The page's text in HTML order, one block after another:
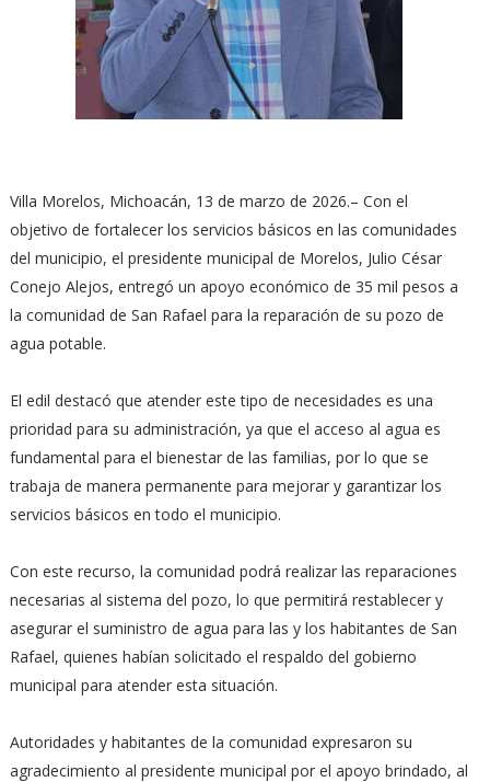
Villa Morelos, Michoacán, 13 de marzo de 2026.– Con el
objetivo de fortalecer los servicios básicos en las comunidades
del municipio, el presidente municipal de Morelos, Julio César
Conejo Alejos, entregó un apoyo económico de 35 mil pesos a
la comunidad de San Rafael para la reparación de su pozo de
agua potable.
El edil destacó que atender este tipo de necesidades es una
prioridad para su administración, ya que el acceso al agua es
fundamental para el bienestar de las familias, por lo que se
trabaja de manera permanente para mejorar y garantizar los
servicios básicos en todo el municipio.
Con este recurso, la comunidad podrá realizar las reparaciones
necesarias al sistema del pozo, lo que permitirá restablecer y
asegurar el suministro de agua para las y los habitantes de San
Rafael, quienes habían solicitado el respaldo del gobierno
municipal para atender esta situación.
Autoridades y habitantes de la comunidad expresaron su
agradecimiento al presidente municipal por el apoyo brindado, al